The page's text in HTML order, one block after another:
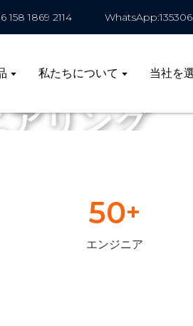
158 1869 2114
私たちについて 当社を
リング
50+
エンジニア